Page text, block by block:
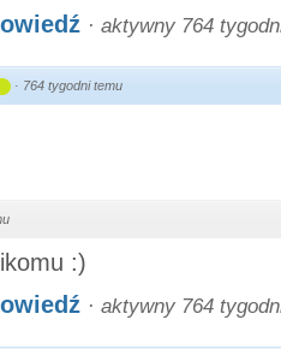
· aktywny 764
· 764 tygodni temu
:)
· aktywny 764